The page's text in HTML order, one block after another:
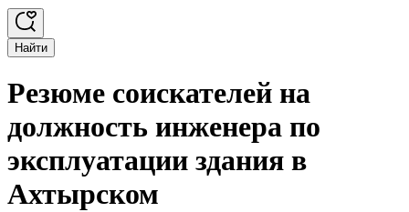
Найти
Резюме соискателей на
должность инженера по
эксплуатации здания в
Ахтырском